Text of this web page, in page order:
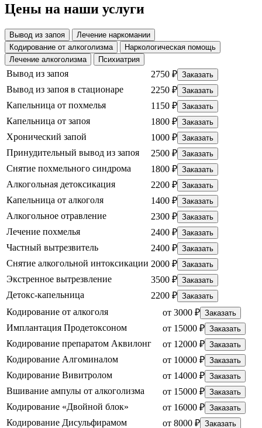
Цены на наши услуги
Вывод из запоя
Лечение наркомании
Кодирование от алкоголизма
Наркологическая помощь
Лечение алкоголизма
Психиатрия
Вывод из запоя 2750 ₽ Заказать
Вывод из запоя в стационаре 2250 ₽ Заказать
Капельница от похмелья 1150 ₽ Заказать
Капельница от запоя 1800 ₽ Заказать
Хронический запой 1000 ₽ Заказать
Принудительный вывод из запоя 2500 ₽ Заказать
Снятие похмельного синдрома 1800 ₽ Заказать
Алкогольная детоксикация 2200 ₽ Заказать
Капельница от алкоголя 1400 ₽ Заказать
Алкогольное отравление 2300 ₽ Заказать
Лечение похмелья 2400 ₽ Заказать
Частный вытрезвитель 2400 ₽ Заказать
Снятие алкогольной интоксикации 2000 ₽ Заказать
Экстренное вытрезвление 3500 ₽ Заказать
Детокс-капельница 2200 ₽ Заказать
Кодирование от алкоголя от 3000 ₽ Заказать
Имплантация Продетоксоном от 15000 ₽ Заказать
Кодирование препаратом Аквилонг от 12000 ₽ Заказать
Кодирование Алгоминалом от 10000 ₽ Заказать
Кодирование Вивитролом от 14000 ₽ Заказать
Вшивание ампулы от алкоголизма от 15000 ₽ Заказать
Кодирование «Двойной блок» от 16000 ₽ Заказать
Кодирование Дисульфирамом от 8000 ₽ Заказать